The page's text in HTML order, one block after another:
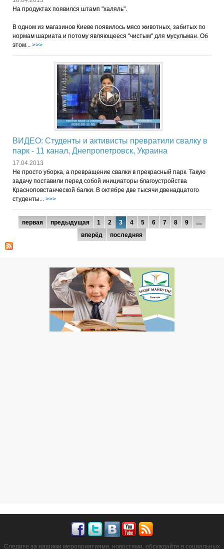
На продуктах появился штамп "халяль".
В одном из магазинов Киеве появилось мясо животных, забитых по
нормам шариата и потому являющееся "чистым" для мусульман. Об
этом... >>>
ВИДЕО: Студенты и активисты превратили свалку в
парк - 11 канал, Днепропетровск, Украина
17.04.2013
Не просто уборка, а превращение свалки в прекрасный парк. Такую
задачу поставили перед собой инициаторы благоустройства
Красноповстанческой балки. В октябре две тысячи двенадцатого
студенты... >>>
Страницы
первая предыдущая 1 2 3 4 5 6 7 8 9
…
вперёд
последняя
Следите за нашими мероприятиями, новостями, обсуждайте в социальных